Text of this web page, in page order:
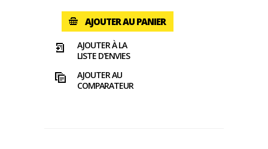
AJOUTER AU PANIER
AJOUTER À LA
LISTE D'ENVIES
AJOUTER AU
COMPARATEUR